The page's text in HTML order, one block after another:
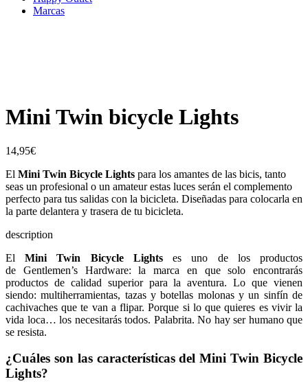
Marcas
Mini Twin bicycle Lights
14,95€
El Mini Twin Bicycle Lights para los amantes de las bicis, tanto
seas un profesional o un amateur estas luces serán el complemento
perfecto para tus salidas con la bicicleta. Diseñadas para colocarla en
la parte delantera y trasera de tu bicicleta.
description
ElMini Twin Bicycle Lightses uno de los productos
de Gentlemen’s Hardware: la marca en que solo encontrarás
productos de calidad superior para la aventura. Lo que vienen
siendo: multiherramientas, tazas y botellas molonas y un sinfín de
cachivaches que te van a flipar. Porque si lo que quieres es vivir la
vida loca… los necesitarás todos. Palabrita. No hay ser humano que
se resista.
¿Cuáles son las características delMini Twin Bicycle
Lights?